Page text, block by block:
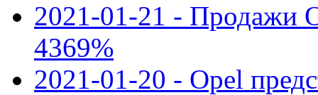
2021-01-21 - Продажи
4369%
2021-01-20 - Opel